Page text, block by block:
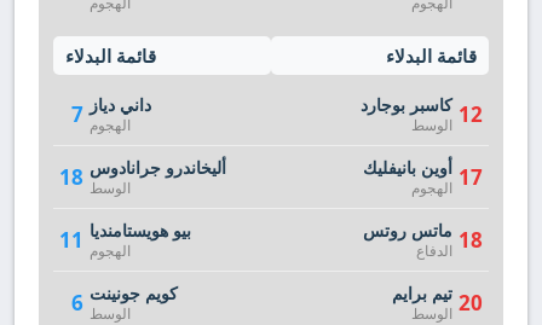
قائمة البدلاء
7 داني دياز
الهجوم
18 أليخاندرو جرانادوس
الوسط
11 بيو هويستامنديا
الهجوم
6 كويم جونينت
الوسط
قائمة البدلاء
12 كاسبر بوجارد
الوسط
17 أوين بانيفليك
الهجوم
18 ماتس روتس
الدفاع
20 تيم برايم
الوسط